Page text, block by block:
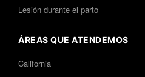
Lesión durante el parto
ÁREAS QUE ATENDEMOS
California